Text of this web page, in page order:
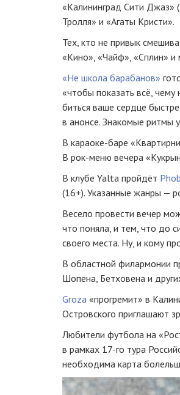
«Калининград Сити Джаз»
Тролля» и «Агаты Кристи».
Тех, кто не привык
«Кино», «Чайф», «Сплин» и
«Не школа барабанов»
«чтобы показать всё,
биться ваше сердце
в анонсе. Знакомые ритмы
В караоке-баре
В рок-меню вечера
В клубе Yalta пройдёт
(16+). Указанные жанры —
Весело провести вечер
что поняла, и тем, что до
своего места. Ну, и кому
В областной филармонии
Шопена, Бетховена и
Groza «прогремит» в
Островского приглашают
Любители футбола на
в рамках 17-го тура
необходима карта